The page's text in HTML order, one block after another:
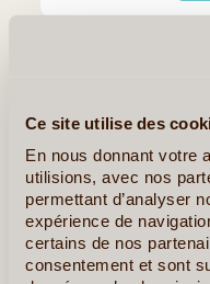
Ce site utilise des
En nous donnant votre
utilisions, avec nos
permettant d’analyser
expérience de
certains de nos
consentement et sont